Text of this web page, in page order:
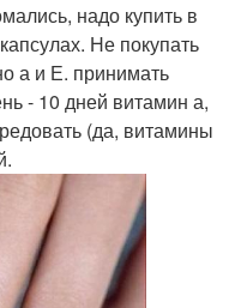
надо купить в
Не покупать
а и Е. принимать
- 10 дней витамин а,
(да, витамины